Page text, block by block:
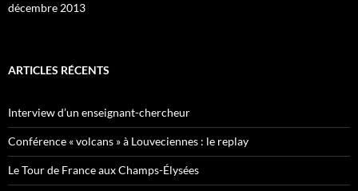
décembre 2013
ARTICLES RÉCENTS
Interview d’un enseignant-chercheur
Conférence « volcans » à Louveciennes : le replay
Le Tour de France aux Champs-Élysées